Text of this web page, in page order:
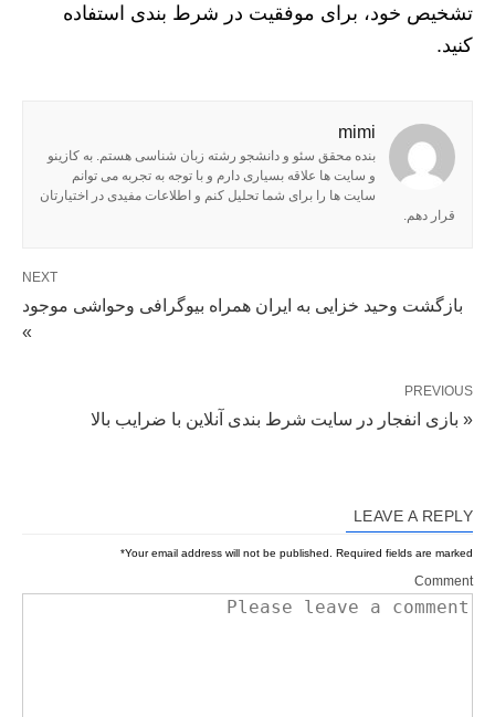
تشخیص خود، برای موفقیت در شرط بندی استفاده
کنید.
mimi
بنده محقق سئو و دانشجو رشته زبان شناسی هستم. به کازینو
و سایت ها علاقه بسیاری دارم و با توجه به تجربه می توانم
سایت ها را برای شما تحلیل کنم و اطلاعات مفیدی در اختیارتان
قرار دهم.
NEXT
بازگشت وحید خزایی به ایران همراه بیوگرافی وحواشی موجود
»
PREVIOUS
« بازی انفجار در سایت شرط بندی آنلاین با ضرایب بالا
LEAVE A REPLY
Your email address will not be published. Required fields are marked
*
Comment